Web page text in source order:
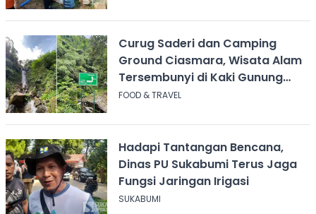
Curug Saderi dan Camping
Ground Ciasmara, Wisata Alam
Tersembunyi di Kaki Gunung
Salak
FOOD & TRAVEL
Hadapi Tantangan Bencana,
Dinas PU Sukabumi Terus Jaga
Fungsi Jaringan Irigasi
SUKABUMI